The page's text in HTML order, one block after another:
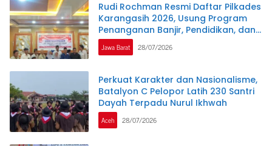
Rudi Rochman Resmi Daftar Pilkades
Karangasih 2026, Usung Program
Penanganan Banjir, Pendidikan, dan
Kesejahteraan Guru Ngaji
Jawa Barat 28/07/2026
Perkuat Karakter dan Nasionalisme,
Batalyon C Pelopor Latih 230 Santri
Dayah Terpadu Nurul Ikhwah
Aceh 28/07/2026